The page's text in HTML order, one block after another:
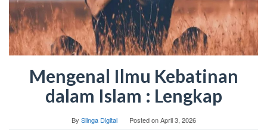
Mengenal Ilmu Kebatinan
dalam Islam : Lengkap
By Slinga Digital Posted onApril 3, 2026